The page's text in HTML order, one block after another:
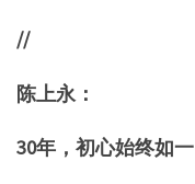
//
陈上永：
30年，初心始终如一